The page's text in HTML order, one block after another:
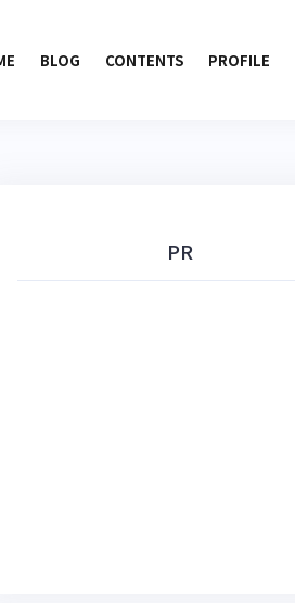
BLOG CONTENTS PROFILE
PR